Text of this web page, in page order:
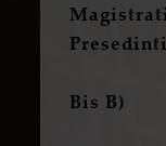
Bis B)